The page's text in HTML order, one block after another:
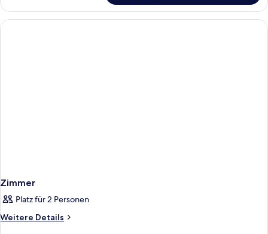
Zimmer
Platz für 2 Personen
Weitere Details
Weitere